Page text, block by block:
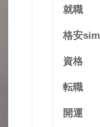
就職
格安sim
資格
転職
開運